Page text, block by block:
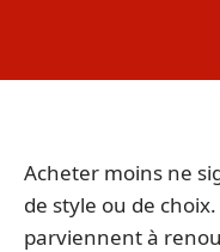
Acheter moins ne
de style ou de
parviennent à